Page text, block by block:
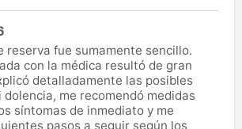
reserva fue sumamente sencillo.
con la médica resultó de gran
detalladamente las posibles
dolencia, me recomendó medidas
síntomas de inmediato y me
pasos a seguir según los